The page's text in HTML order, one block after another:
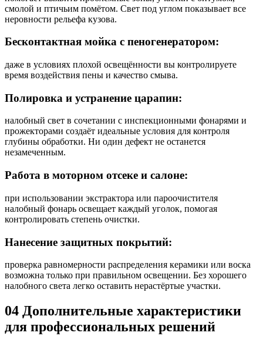
смолой и птичьим помётом. Свет под углом показывает все
неровности рельефа кузова.
Бесконтактная мойка с пеногенератором:
даже в условиях плохой освещённости вы контролируете
время воздействия пены и качество смыва.
Полировка и устранение царапин:
налобный свет в сочетании с инспекционными фонарями и
прожекторами создаёт идеальные условия для контроля
глубины обработки. Ни один дефект не останется
незамеченным.
Работа в моторном отсеке и салоне:
при использовании экстрактора или пароочистителя
налобный фонарь освещает каждый уголок, помогая
контролировать степень очистки.
Нанесение защитных покрытий:
проверка равномерности распределения керамики или воска
возможна только при правильном освещении. Без хорошего
налобного света легко оставить нерастёртые участки.
04 Дополнительные характеристики
для профессиональных решений